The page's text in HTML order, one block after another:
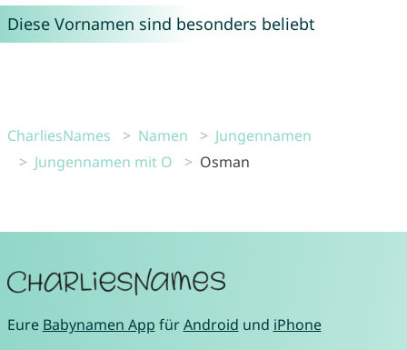
Diese Vornamen sind besonders beliebt
CharliesNames Namen
Jungennamen
Jungennamen mit O
Osman
Eure Babynamen App fürAndroid und iPhone